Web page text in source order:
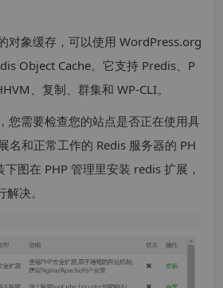
对象缓存，可以使用 WordPress.org
Object Cache。它支持 Predis、P
、复制、群集和 WP-CLI。
您需要检查您的站点是否正在使用具
名和正常工作的 Redis 服务器的 PH
图在 PHP 管理里安装 redis 扩展，
决。